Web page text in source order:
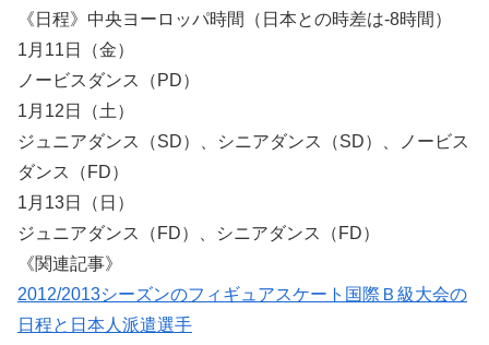
《日程》中央ヨーロッパ時間（日本との時差は-8時間）
1月11日（金）
ノービスダンス（PD）
1月12日（土）
ジュニアダンス（SD）、シニアダンス（SD）、ノービス
ダンス（FD）
1月13日（日）
ジュニアダンス（FD）、シニアダンス（FD）
《関連記事》
2012/2013シーズンのフィギュアスケート国際Ｂ級大会の
日程と日本人派遣選手